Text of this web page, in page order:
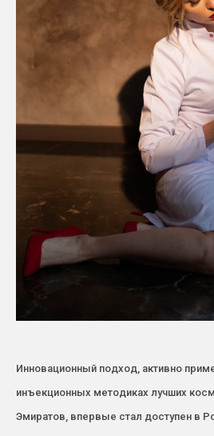
Инновационный подход, активно
инъекционных методиках лучших
Эмиратов, впервые стал доступен в